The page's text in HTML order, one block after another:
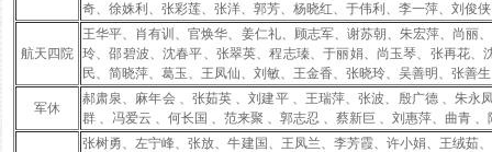
奇、徐姝利、张彩莲、张洋、郭芳、杨晓红、于伟利、李一萍、刘俊
航天四院
王华平、肖有训、官焕华、姜仁礼、顾志军、谢苏朝、朱宏萍、尚丽
玲、邵碧波、沈春平、张翠英、程志瑧、于丽娟、尚玉琴、张再花
民、简晓萍、葛玉、王凤仙、刘敏、王金香、张晓玲、吴善明、张善
军休
郝肃泉、麻年会 、张茹英 、刘建平 、王瑞萍、张波、殷广德 、朱
群 、冯爱云 、何长国 、范来聚 、郭志忍 、蔡新巨 、刘惠萍、曲青 、
张树勇、左宁峰、张放、牛建国、王凤兰、李芳霞、许小娟、王绒茹